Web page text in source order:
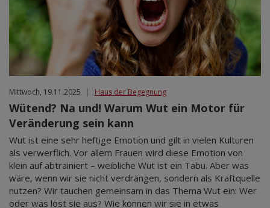
Mittwoch, 19.11.2025 | Haus der Begegnung
Wütend? Na und! Warum Wut ein Motor für
Veränderung sein kann
Wut ist eine sehr heftige Emotion und gilt in vielen Kulturen
als verwerflich. Vor allem Frauen wird diese Emotion von
klein auf abtrainiert – weibliche Wut ist ein Tabu. Aber was
wäre, wenn wir sie nicht verdrängen, sondern als Kraftquelle
nutzen? Wir tauchen gemeinsam in das Thema Wut ein: Wer
oder was löst sie aus? Wie können wir sie in etwas